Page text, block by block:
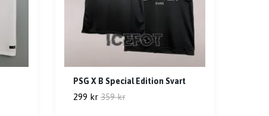
PSG X B Special Edition Svart
299 kr 359 kr